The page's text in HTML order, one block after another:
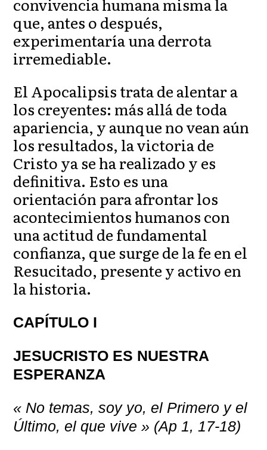
convivencia humana misma la
que, antes o después,
experimentaría una derrota
irremediable.
El Apocalipsis trata de alentar a
los creyentes: más allá de toda
apariencia, y aunque no vean aún
los resultados, la victoria de
Cristo ya se ha realizado y es
definitiva. Esto es una
orientación para afrontar los
acontecimientos humanos con
una actitud de fundamental
confianza, que surge de la fe en el
Resucitado, presente y activo en
la historia.
CAPÍTULO I
JESUCRISTO ES NUESTRA
ESPERANZA
« No temas, soy yo, el Primero y el
Último, el que vive » (Ap 1, 17-18)